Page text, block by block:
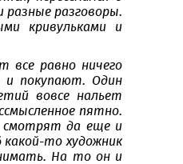
разные разговоры.
кривульками и
все равно ничего
и покупают. Один
вовсе нальет
пятно.
смотрят да еще и
то художник
На то он и